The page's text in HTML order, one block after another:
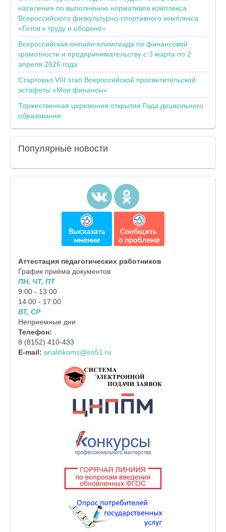
населения по выполнению нормативов комплекса
Всероссийского физкультурно-спортивного комплекса
«Готов к труду и обороне»
Всероссийская онлайн-олимпиада по финансовой
грамотности и предпринимательству с 3 марта по 2
апреля 2026 года
Стартовал VIII этап Всероссийской просветительской
эстафеты «Мои финансы»
Торжественная церемония открытия Года дошкольного
образования
Популярные новости
Аттестация педагогических работников
График приёма документов
ПН, ЧТ, ПТ
9:00 - 13:00
14:00 - 17:00
ВТ, СР
Неприемные дни
Телефон:
8 (8152) 410-433
E-mail: analitikoms@iro51.ru